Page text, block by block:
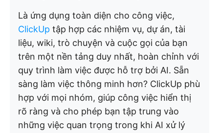
Là ứng dụng toàn diện cho công việc,
ClickUp tập hợp các nhiệm vụ, dự án, tài
liệu, wiki, trò chuyện và cuộc gọi của bạn
trên một nền tảng duy nhất, hoàn chỉnh với
quy trình làm việc được hỗ trợ bởi AI. Sẵn
sàng làm việc thông minh hơn? ClickUp phù
hợp với mọi nhóm, giúp công việc hiển thị
rõ ràng và cho phép bạn tập trung vào
những việc quan trọng trong khi AI xử lý